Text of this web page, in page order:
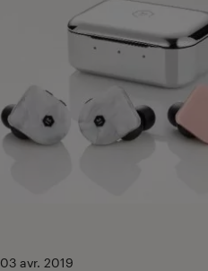
03 avr. 2019